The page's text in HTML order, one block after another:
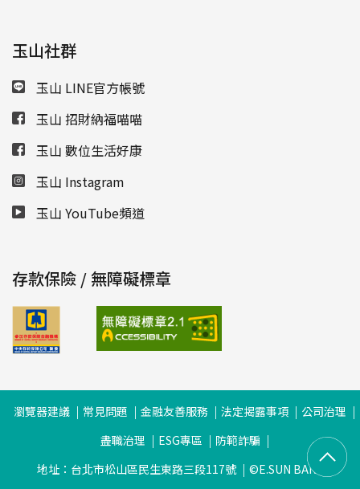
玉山社群
玉山 LINE官方帳號
玉山 招財納福喵喵
玉山 數位生活好康
玉山 Instagram
玉山 YouTube頻道
存款保險 / 無障礙標章
瀏覽器建議 常見問題 金融友善服務 法定揭露事項
公司治理
盡職治理
ESG專區
防範詐騙
地址：台北市松山區民生東路三段117號
©E.SUN BANK